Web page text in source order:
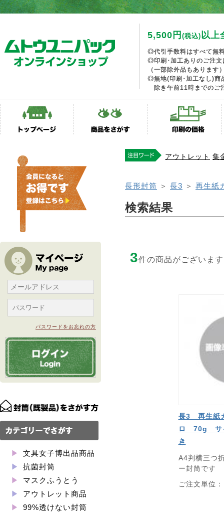
5,500円 (税込)以上
◎代引手数料はすべて無
◎印刷･加工ありのご注文
（一部除外品もあります
◎無地(印刷･加工なし)商
除き午前11時までのご
パスワードをお忘れの方
文具女子博出品商品
抗菌封筒
マスクふうとう
アウトレット商品
99%透けない封筒
アウトレット 集
長形封筒 ＞ 長3 ＞ 再生紙
検索結果
3件の商品がございま
長3 再生紙
ロ 70g サ
き
A4判横三つ
ー封筒です
ご注文単位